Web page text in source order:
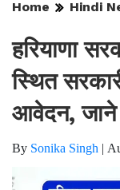
Home Hindi
हरियाणा
स्थित
आवेदन, जाने
By Sonika Singh |